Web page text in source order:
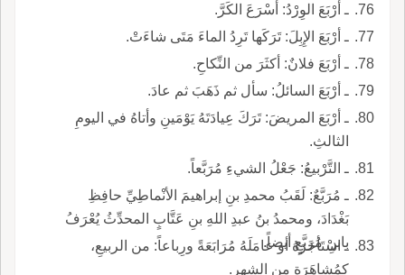
ـ أرْبَعَ الوِرْدُ: أسْرَعَ الكَرَّ.
ـ أرْبَعَ الإِبِلَ: تَرَكَها تَرِدُ الماءَ مَتَى شاءَتْ.
ـ أرْبَعَ فلانٌ: أكثَرَ من النِّكاحِ.
ـ أرْبَعَ السائلُ: سأل ثم ذَهَبَ ثم عادَ.
ـ أرْبَعَ المريضَ: تَرَكَ عِيادَتَهُ يَوْمَينِ وأتاهُ في اليومِ
الثالثِ.
ـ التَّرْبيعُ: جَعْلُ الشيءِ مُرَبَّعاً.
ـ مُرَبَّعٌ: لَقَبُ محمدِ بنِ إبراهيمَ الأنْماطِيِّ حافِظِ
بَغْدَادَ، ومحمدُ بنُ عبدِ اللهِ بنِ عَتَّابٍ المحدِّثُ يُعْرَفُ
بابنِ مُرَبَّعٍ أيضاً.
ـ اسْتَأجَرَهُ أو عامَلَهُ مُرَابَعَةً ورِباعاً: من الربيعِ،
كمُشاهَرَة من الشهرِ.